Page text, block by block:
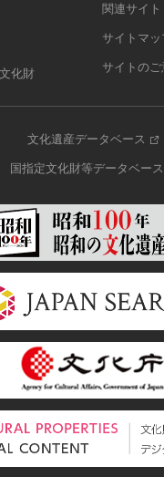
化財
関連サイト
サイトマッ
サイトの
文化遺産データベース
国指定文化財等データベース